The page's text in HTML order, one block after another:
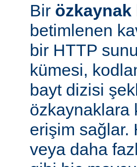
Bir özkaynak
betimlenen
bir HTTP
kümesi,
bayt dizisi
özkaynaklara
erişim sağlar.
veya daha